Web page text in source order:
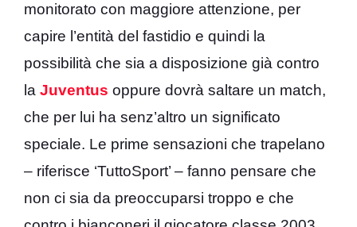
monitorato con maggiore attenzione, per
capire l’entità del fastidio e quindi la
possibilità che sia a disposizione già contro
la Juventus oppure dovrà saltare un match,
che per lui ha senz’altro un significato
speciale. Le prime sensazioni che trapelano
– riferisce ‘TuttoSport’ – fanno pensare che
non ci sia da preoccuparsi troppo e che